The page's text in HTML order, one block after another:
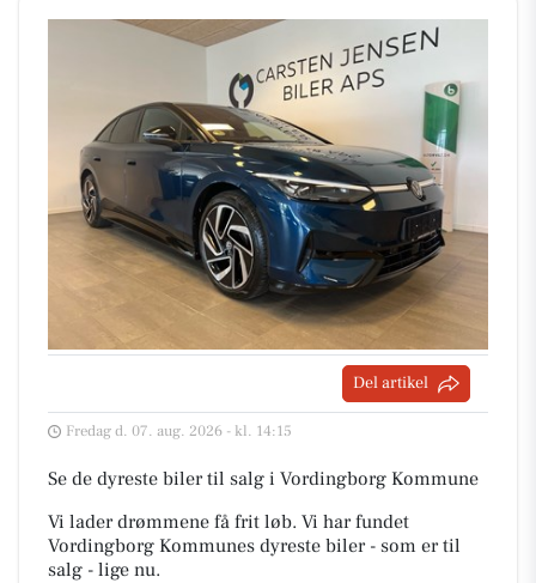
Del artikel
Fredag d. 07. aug. 2026 - kl. 14:15
Se de dyreste biler til salg i Vordingborg Kommune
Vi lader drømmene få frit løb. Vi har fundet
Vordingborg Kommunes dyreste biler - som er til
salg - lige nu.